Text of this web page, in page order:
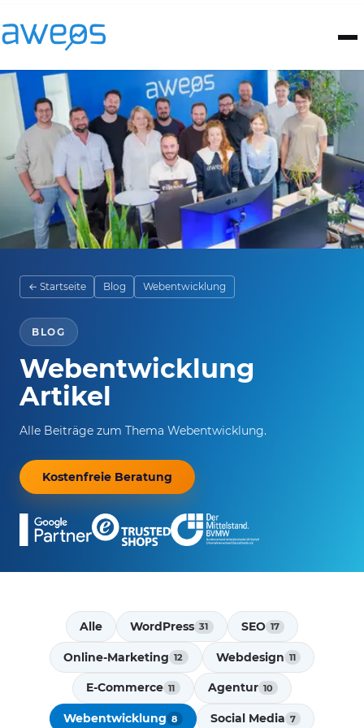
← Startseite Blog Webentwicklung
BLOG
Webentwicklung
Artikel
Alle Beiträge zum Thema Webentwicklung.
Kostenfreie Beratung
Alle WordPress 31 SEO 17
Online-Marketing 12 Webdesign 11
E-Commerce 11 Agentur 10
Webentwicklung 8 Social Media 7